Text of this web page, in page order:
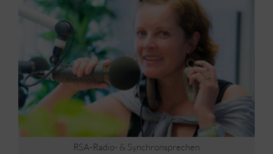
RSA-Radio- & Synchronsprechen